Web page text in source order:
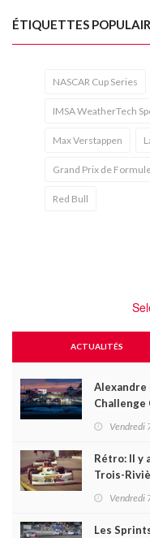
ÉTIQUETTES
NASCAR Cup Series
IMSA WeatherTech
Max Verstappen
Grand Prix de
Red Bull
ACTUALITÉS
Alexandre
Challenge
Vendredi
Rétro: Il y
Trois-
Vendredi
Les